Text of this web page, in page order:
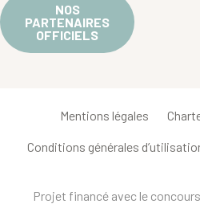
NOS
PARTENAIRES
OFFICIELS
Mentions légales
Conditions générales
Projet financé avec le